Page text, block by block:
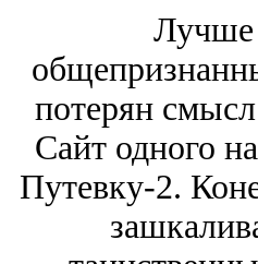
Лучше
потерян
Сайт одного
Путевку-2.